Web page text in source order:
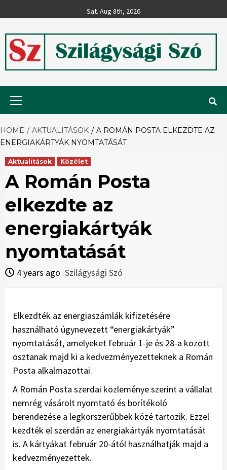
to
Sat. Aug 8th, 2026
Szilágysági
Szó
HOME AKTUALITÁSOK
A ROMÁN POSTA ELKEZDTE AZ
ENERGIAKÁRTYÁK NYOMTATÁSÁT
Aktualitások Közélet
A Román Posta
elkezdte az
energiakártyák
nyomtatását
4 years ago Szilágysági Szó
Elkezdték az energiaszámlák kifizetésére
használható úgynevezett “energiakártyák”
nyomtatását, amelyeket február 1-je és 28-a között
osztanak majd ki a kedvezményezetteknek a Román
Posta alkalmazottai.
A Román Posta szerdai köz­leménye szerint a vállalat
nemrég vásárolt nyomtató és borítékoló
berendezése a legkorszerűbbek közé tartozik. Ezzel
kezdték el szerdán az energiakártyák nyomtatását
is. A kártyákat február 20-ától használhatják majd a
kedvezményezettek.